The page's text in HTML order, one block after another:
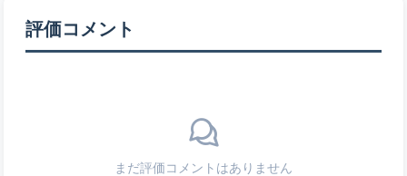
評価コメント
まだ評価コメントはありません